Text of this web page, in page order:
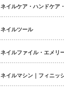
ネイルツール
ネイルマシン｜フィニッ